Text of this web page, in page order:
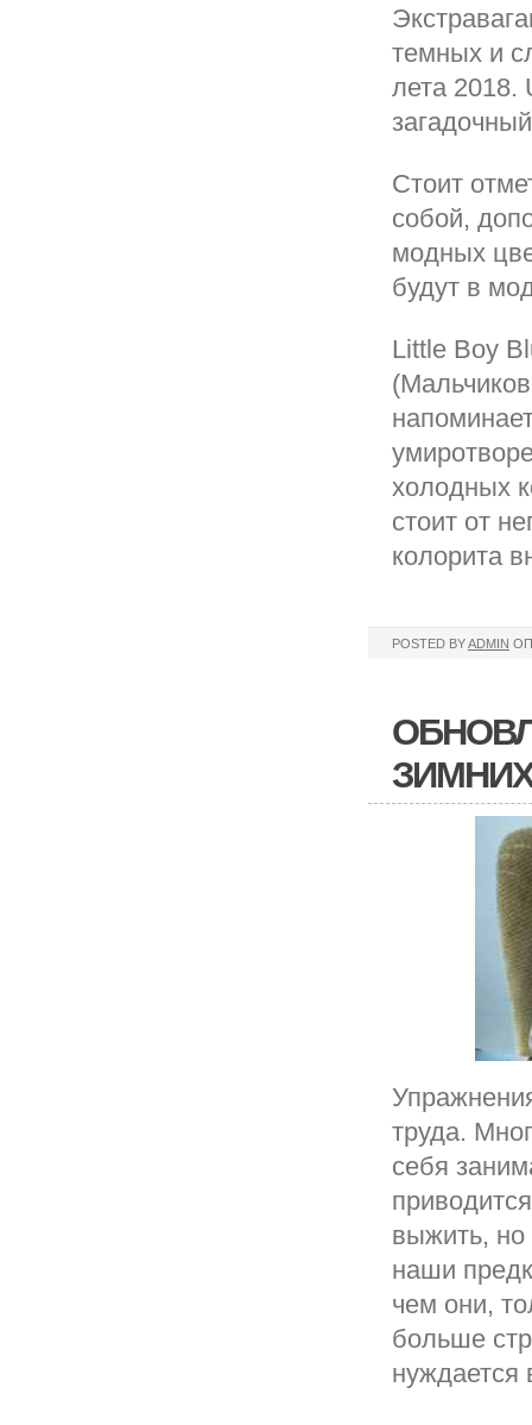
темных и
лета 2018.
Стоит
собой,
модных
будут в
Little Boy
холодных
стоит от
колорита
POSTED BYADMIN
труда.
себя
выжить,
наши
чем они,
больше
нуждается